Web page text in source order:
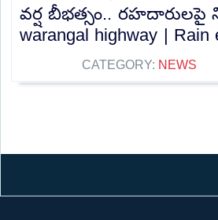
వర్ష బీభత్సం..
warangal highway | Rain
CATEGORY: NEWS